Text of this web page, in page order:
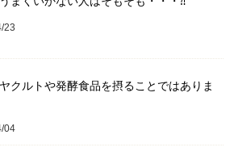
23
クルトや発酵食品を摂ることではありま
04